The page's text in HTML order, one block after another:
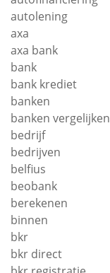
autolening
axa
axa bank
bank
bank krediet
banken
banken vergelijken
bedrijf
bedrijven
belfius
beobank
berekenen
binnen
bkr
bkr direct